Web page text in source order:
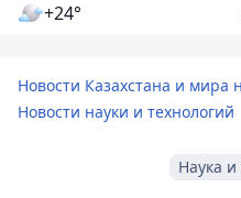
+24°
Новости Казахстана и мира
Новости науки и технологий
Наука и